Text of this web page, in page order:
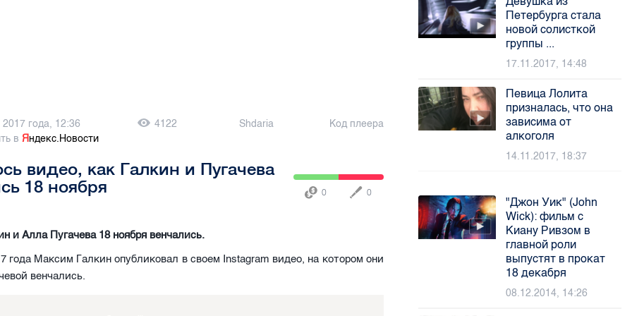
года, 12:36 4122 Shdaria
Код плеера
вЯндекс.Новости
видео, как Галкин и Пугачева
18 ноября
0 0
и Алла Пугачева 18 ноября венчались.
года Максим Галкин опубликовал в своем Instagram видео, на котором они
венчались.
Петербурга стала
новой солисткой
группы ...
17.11.2017, 14:48
Певица Лолита
призналась, что она
зависима от
алкоголя
14.11.2017, 18:37
"Джон Уик" (John
Wick): фильм с
Киану Ривзом в
главной роли
выпустят в прокат
18 декабря
08.12.2014, 14:26